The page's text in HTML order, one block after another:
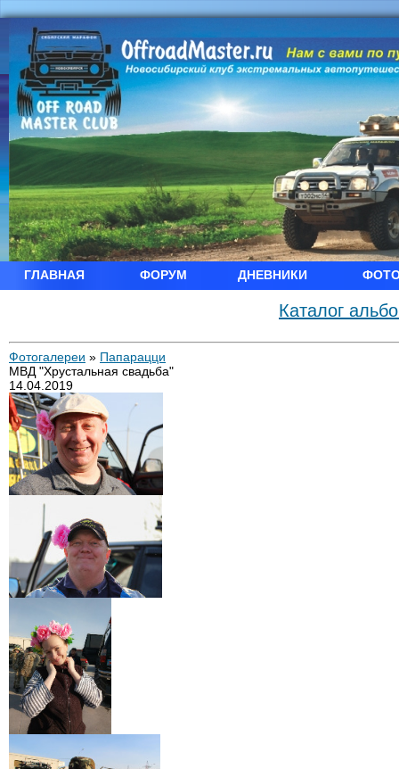
ГЛАВНАЯ ФОРУМ ДНЕВНИКИ
Каталог
Фотогалереи » Папарацци
МВД "Хрустальная свадьба"
14.04.2019